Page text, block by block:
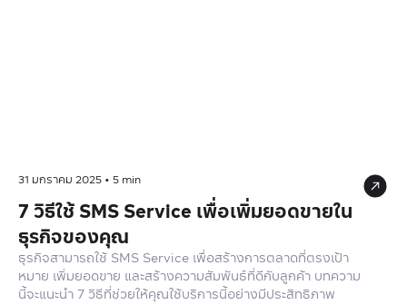
31 มกราคม 2025 • 5 min
7 วิธีใช้ SMS Service เพื่อเพิ่มยอดขายใน
ธุรกิจของคุณ
ธุรกิจสามารถใช้ SMS Service เพื่อสร้างการตลาดที่ตรงเป้า
หมาย เพิ่มยอดขาย และสร้างความสัมพันธ์ที่ดีกับลูกค้า บทความ
นี้จะแนะนำ 7 วิธีที่ช่วยให้คุณใช้บริการนี้อย่างมีประสิทธิภาพ